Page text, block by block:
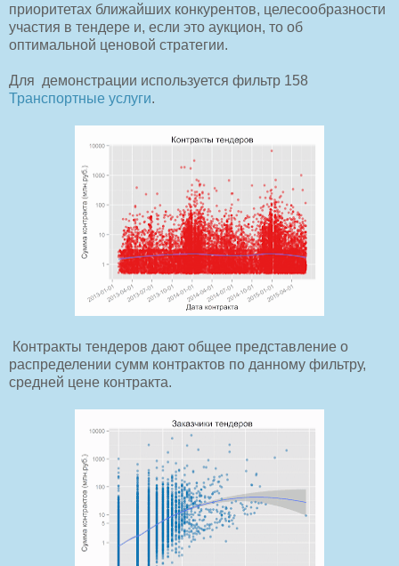
приоритетах ближайших конкурентов, целесообразности
участия в тендере и, если это аукцион, то об
оптимальной ценовой стратегии.
Для демонстрации используется фильтр 158
Транспортные услуги.
Контракты тендеров дают общее представление о
распределении сумм контрактов по данному фильтру,
средней цене контракта.